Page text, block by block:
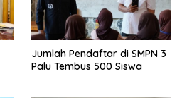
Jumlah Pendaftar di SMPN 3
Palu Tembus 500 Siswa